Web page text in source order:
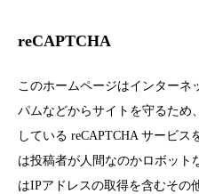
reCAPTCHA
このホームページはインターネ
パムなどからサイトを守るため
している reCAPTCHA サービ
は投稿者が人間なのかロボット
はIPアドレスの取得を含むその